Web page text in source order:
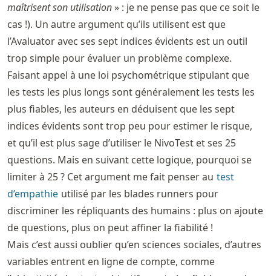
maîtrisent son utilisation» : je ne pense pas que ce soit le
cas !). Un autre argument qu’ils utilisent est que
l’Avaluator avec ses sept indices évidents est un outil
trop simple pour évaluer un problème complexe.
Faisant appel à une loi psychométrique stipulant que
les tests les plus longs sont généralement les tests les
plus fiables, les auteurs en déduisent que les sept
indices évidents sont trop peu pour estimer le risque,
et qu’il est plus sage d’utiliser le NivoTest et ses 25
questions. Mais en suivant cette logique, pourquoi se
limiter à 25 ? Cet argument me fait penser au test
d’empathie utilisé par les blades runners pour
discriminer les répliquants des humains : plus on ajoute
de questions, plus on peut affiner la fiabilité !
Mais c’est aussi oublier qu’en sciences sociales, d’autres
variables entrent en ligne de compte, comme